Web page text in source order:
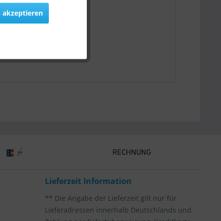
Lieferzeit Information
** Die Angabe der Lieferzeit gilt nur für
Lieferadressen innerhalb Deutschlands und
akzeptieren